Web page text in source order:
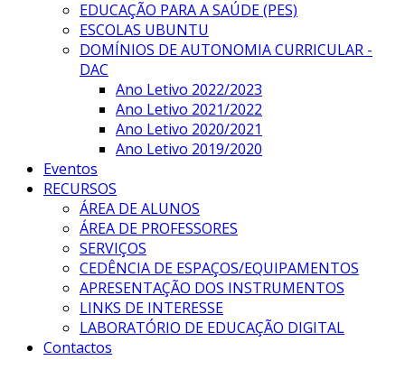
EDUCAÇÃO PARA A SAÚDE (PES)
ESCOLAS UBUNTU
DOMÍNIOS DE AUTONOMIA CURRICULAR -
DAC
Ano Letivo 2022/2023
Ano Letivo 2021/2022
Ano Letivo 2020/2021
Ano Letivo 2019/2020
Eventos
RECURSOS
ÁREA DE ALUNOS
ÁREA DE PROFESSORES
SERVIÇOS
CEDÊNCIA DE ESPAÇOS/EQUIPAMENTOS
APRESENTAÇÃO DOS INSTRUMENTOS
LINKS DE INTERESSE
LABORATÓRIO DE EDUCAÇÃO DIGITAL
Contactos